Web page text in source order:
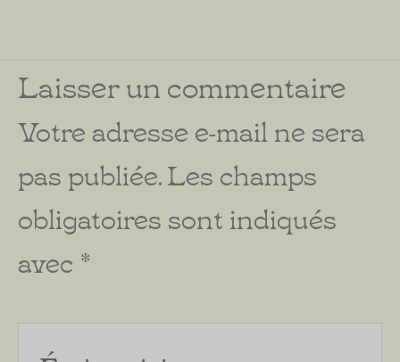
Laisser un commentaire
Votre adresse e-mail ne sera
pas publiée.Les champs
obligatoires sont indiqués
avec *
Écrivez